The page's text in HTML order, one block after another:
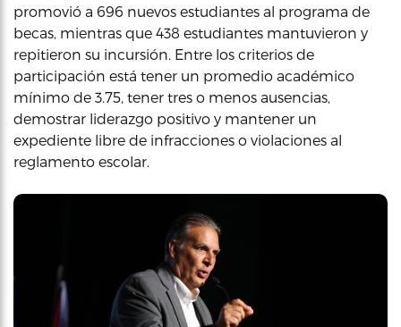
promovió a 696 nuevos estudiantes al programa de
becas, mientras que 438 estudiantes mantuvieron y
repitieron su incursión. Entre los criterios de
participación está tener un promedio académico
mínimo de 3.75, tener tres o menos ausencias,
demostrar liderazgo positivo y mantener un
expediente libre de infracciones o violaciones al
reglamento escolar.